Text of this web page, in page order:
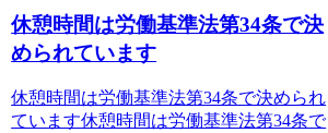
休憩時間は労働基準法第34条で決
められています
休憩時間は労働基準法第34条で決められ
ています休憩時間は労働基準法第34条で